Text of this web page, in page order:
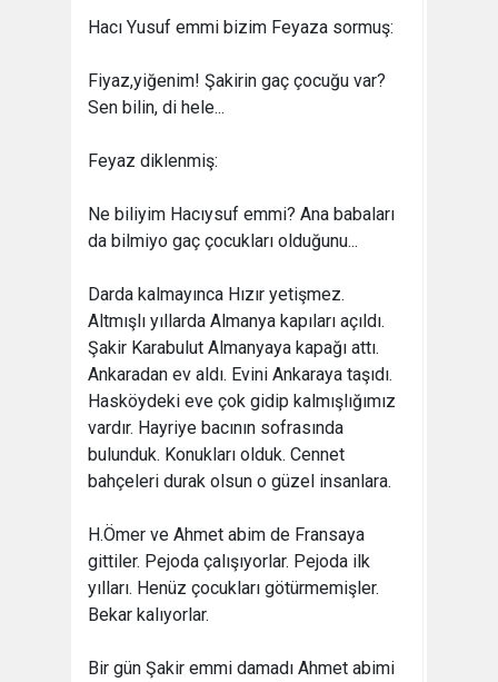
Hacı Yusuf emmi bizim Feyaza sormuş:
Fiyaz,yiğenim! Şakirin gaç çocuğu var?
Sen bilin, di hele...
Feyaz diklenmiş:
Ne biliyim Hacıysuf emmi? Ana babaları
da bilmiyo gaç çocukları olduğunu...
Darda kalmayınca Hızır yetişmez.
Altmışlı yıllarda Almanya kapıları açıldı.
Şakir Karabulut Almanyaya kapağı attı.
Ankaradan ev aldı. Evini Ankaraya taşıdı.
Hasköydeki eve çok gidip kalmışlığımız
vardır. Hayriye bacının sofrasında
bulunduk. Konukları olduk. Cennet
bahçeleri durak olsun o güzel insanlara.
H.Ömer ve Ahmet abim de Fransaya
gittiler. Pejoda çalışıyorlar. Pejoda ilk
yılları. Henüz çocukları götürmemişler.
Bekar kalıyorlar.
Bir gün Şakir emmi damadı Ahmet abimi